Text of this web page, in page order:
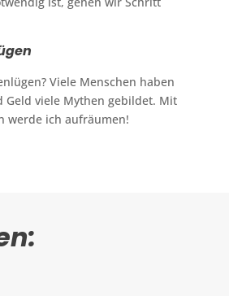
Viele Menschen haben
viele Mythen gebildet. Mit
werde ich aufräumen!